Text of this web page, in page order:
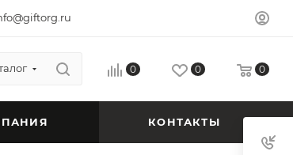
0 0 0
КОНТАКТЫ